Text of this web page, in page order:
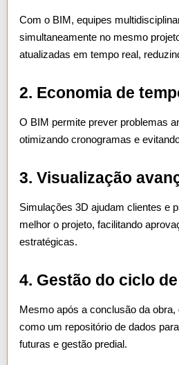
Com o BIM, equipes
simultaneamente no mesmo
atualizadas em tempo real,
2. Economia de
O BIM permite prever problemas
otimizando cronogramas e
3. Visualização
Simulações 3D ajudam clientes e
melhor o projeto, facilitando
estratégicas.
4. Gestão do ciclo
Mesmo após a conclusão da
como um repositório de dados
futuras e gestão predial.